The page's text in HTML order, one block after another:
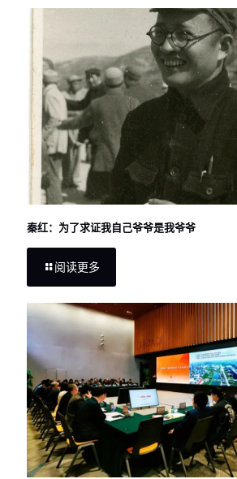
秦红：为了求证我自己爷爷是我爷爷
阅读更多